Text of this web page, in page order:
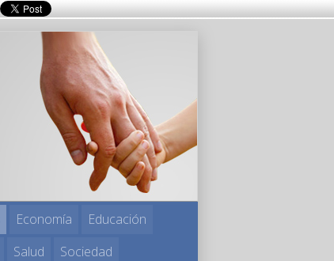
Economía
Educación
Salud Sociedad